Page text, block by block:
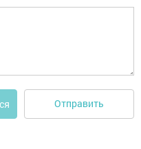
Отправить